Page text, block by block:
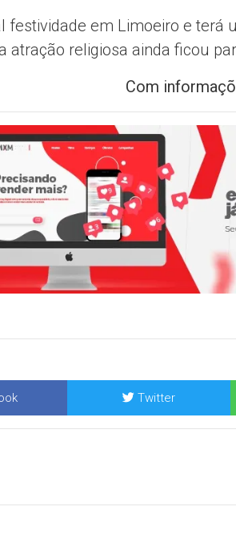
festividade em Limoeiro e terá
atração religiosa ainda ficou
Com
Twitter